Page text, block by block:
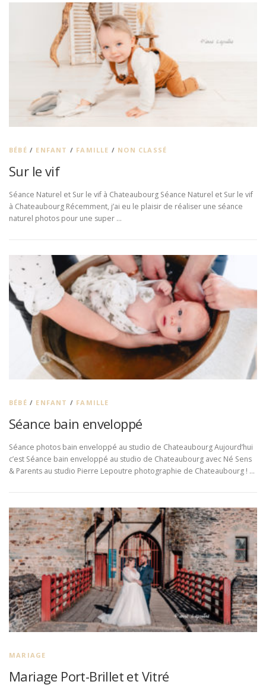
BÉBÉ / ENFANT / FAMILLE / NON CLASSÉ
Sur le vif
Séance Naturel et Sur le vif à Chateaubourg Séance Naturel et Sur le vif
à Chateaubourg Récemment, j’ai eu le plaisir de réaliser une séance
naturel photos pour une super …
BÉBÉ / ENFANT / FAMILLE
Séance bain enveloppé
Séance photos bain enveloppé au studio de Chateaubourg Aujourd’hui
c’est Séance bain enveloppé au studio de Chateaubourg avec Né Sens
& Parents au studio Pierre Lepoutre photographie de Chateaubourg ! …
MARIAGE
Mariage Port-Brillet et Vitré